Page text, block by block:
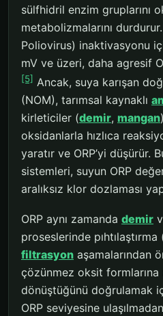
sülfhidril enzim gruplarını
metabolizmalarını
Poliovirus) inaktivasyonu
mV ve üzeri, daha agresif
[5] Ancak, suya karışan
(NOM), tarımsal kaynaklı
kirleticiler (demir, mangan
oksidanlarla hızlıca
yaratır ve ORP’yi düşürür.
sistemleri, suyun ORP
aralıksız klor dozlaması
ORP aynı zamanda demir
proseslerinde pıhtılaştırma
filtrasyon aşamalarından
çözünmez oksit formlarına
dönüştüğünü doğrulamak
ORP seviyesine